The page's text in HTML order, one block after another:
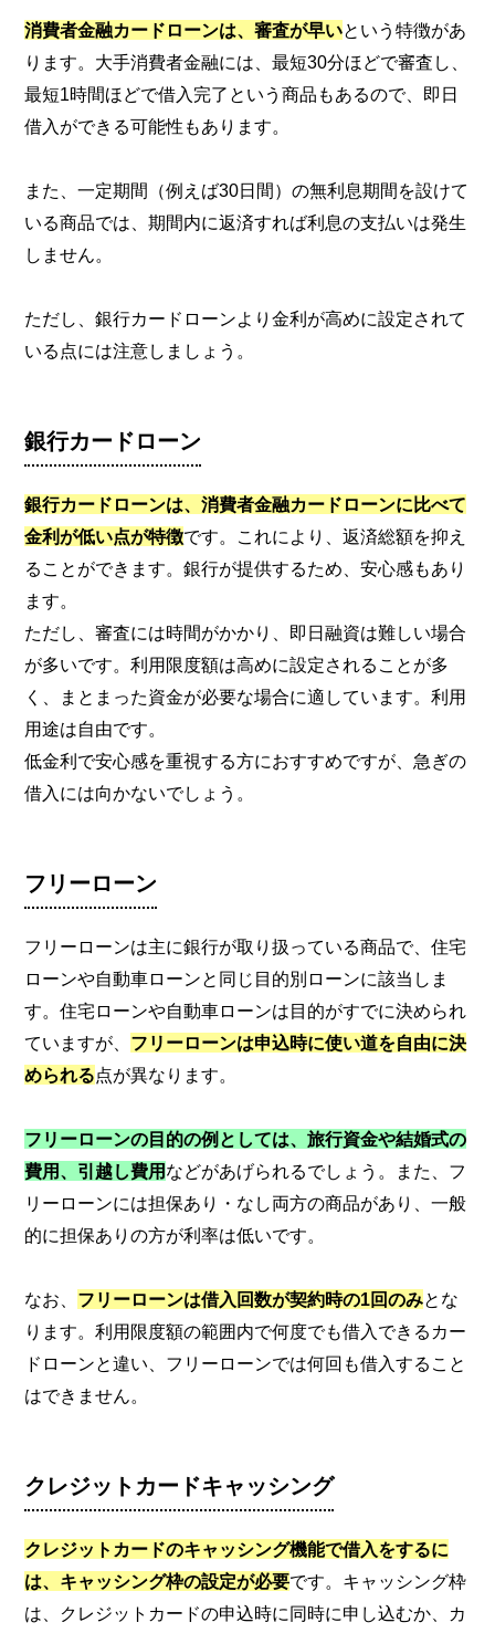
消費者金融カードローンは、審査が早いという特徴があ
ります。大手消費者金融には、最短30分ほどで審査し、
最短1時間ほどで借入完了という商品もあるので、即日
借入ができる可能性もあります。
また、一定期間（例えば30日間）の無利息期間を設けて
いる商品では、期間内に返済すれば利息の支払いは発生
しません。
ただし、銀行カードローンより金利が高めに設定されて
いる点には注意しましょう。
銀行カードローン
銀行カードローンは、消費者金融カードローンに比べて
金利が低い点が特徴です。これにより、返済総額を抑え
ることができます。銀行が提供するため、安心感もあり
ます。
ただし、審査には時間がかかり、即日融資は難しい場合
が多いです。利用限度額は高めに設定されることが多
く、まとまった資金が必要な場合に適しています。利用
用途は自由です。
低金利で安心感を重視する方におすすめですが、急ぎの
借入には向かないでしょう。
フリーローン
フリーローンは主に銀行が取り扱っている商品で、住宅
ローンや自動車ローンと同じ目的別ローンに該当しま
す。住宅ローンや自動車ローンは目的がすでに決められ
ていますが、 フリーローンは申込時に使い道を自由に決
められる点が異なります。
フリーローンの目的の例としては、旅行資金や結婚式の
費用、引越し費用 などがあげられるでしょう。また、フ
リーローンには担保あり・なし両方の商品があり、一般
的に担保ありの方が利率は低いです。
なお、 フリーローンは借入回数が契約時の1回のみとな
ります。利用限度額の範囲内で何度でも借入できるカー
ドローンと違い、フリーローンでは何回も借入すること
はできません。
クレジットカードキャッシング
クレジットカードのキャッシング機能で借入をするに
は、キャッシング枠の設定が必要です。キャッシング枠
は、クレジットカードの申込時に同時に申し込むか、カ